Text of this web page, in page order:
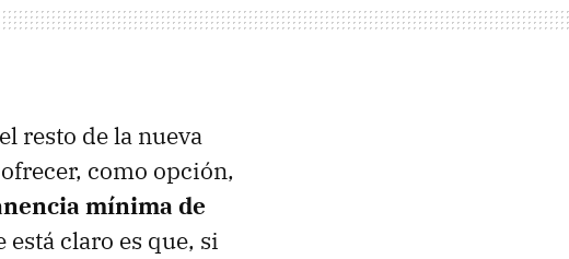
resto de la nueva
como opción,
mínima de
está claro es que, si